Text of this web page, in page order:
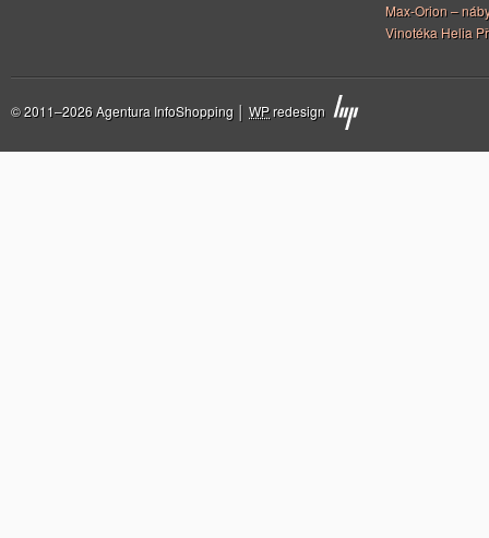
Max-Orion –
Vinotéka Helia
© 2011–2026 Agentura InfoShopping │ WPredesign